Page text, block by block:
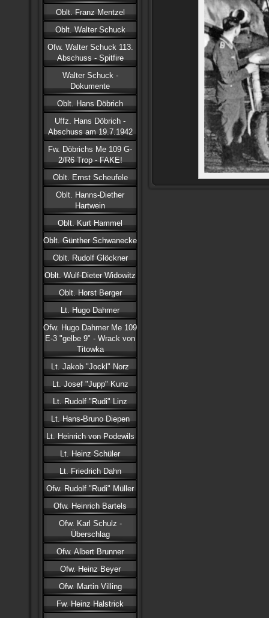
Oblt. Franz Mentzel
Oblt. Walter Schuck
Ofw. Walter Schuck 113.
Abschuss - Spitfire
Walter Schuck -
Dokumente
Oblt. Hans Döbrich
Uffz. Hans Döbrich -
Abschuss am 19.7.1942
Fw. Döbrichs Me 109 G-
2/R6 Trop - FAKE!
Oblt. Ernst Scheufele
Oblt. Hanns-Diether
Hartwein
Oblt. Kurt Hammel
Oblt. Günther Schwanecke
Oblt. Rudolf Glöckner
Oblt. Wulf-Dieter Widowitz
Oblt. Horst Berger
Lt. Hugo Dahmer
Ofw. Hugo Dahmer Me 109
E-3 "gelbe 9" - Wrack von
Titowka
Lt. Jakob "Jockl" Norz
Lt. Josef "Jupp" Kunz
Lt. Rudolf "Rudi" Linz
Lt. Hans-Bruno Diepen
Lt. Heinrich von Podewils
Lt. Heinz Schüler
Lt. Friedrich Dahn
Ofw. Rudolf "Rudi" Müller
Ofw. Heinrich Bartels
Ofw. Karl Schulz -
Überschlag
Ofw. Albert Brunner
Ofw. Heinz Beyer
Ofw. Martin Villing
Fw. Heinz Halstrick